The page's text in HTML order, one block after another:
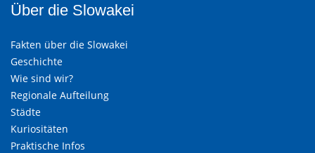
Über die Slowakei
Fakten über die Slowakei
Geschichte
Wie sind wir?
Regionale Aufteilung
Städte
Kuriositäten
Praktische Infos